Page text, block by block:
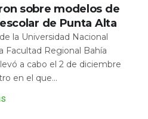
sobre modelos de
de Punta Alta
la Universidad Nacional
Facultad Regional Bahía
a cabo el 2 de diciembre
en el que...